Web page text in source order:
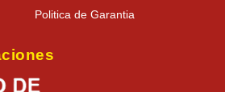
Politica de Garantia